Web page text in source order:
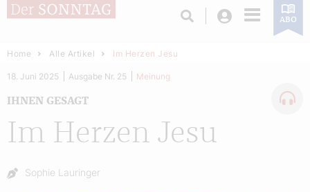
Login ABO
Home Alle Artikel Im Herzen Jesu
Im Herzen Jesu
IHNEN GESAGT
18. Juni 2025 Ausgabe Nr. 25 Meinung
Autor:
Sophie Lauringer